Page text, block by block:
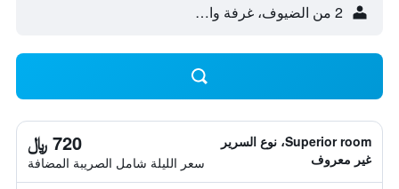
2 من الضيوف، غرفة واحدة
Superior room، نوع السرير
غير معروف
720 ﷼
سعر الليلة شامل الصريبة المضافة